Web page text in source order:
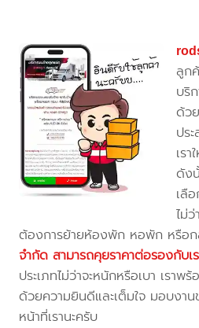
ลูก
บริ
ด้ว
ปร
เร
ดัง
เลื
ไม่
ต้องการย้ายห้องพัก หอพัก หรือ
จำกัด สามารถคุยราคาต่อรองกับเ
ประเภทไม่ว่าจะหนักหรือเบา เราพ
ด้วยความยินดีและเต็มใจ มอบงาน
หน้าที่เรานะครับ